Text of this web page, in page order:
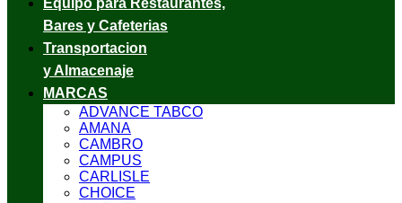
Equipo para Restaurantes,
Bares y Cafeterias
Transportacion
y Almacenaje
MARCAS
ADVANCE TABCO
AMANA
CAMBRO
CAMPUS
CARLISLE
CHOICE